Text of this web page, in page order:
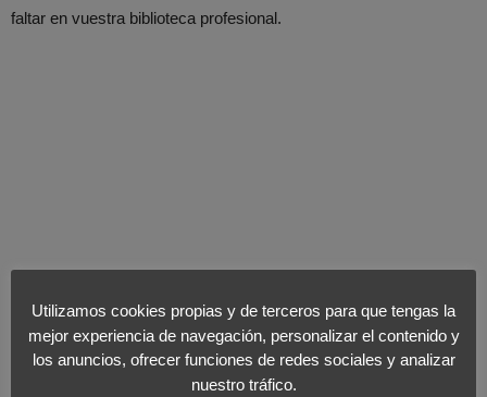
faltar en vuestra biblioteca profesional.
Utilizamos cookies propias y de terceros para que tengas la
mejor experiencia de navegación, personalizar el contenido y
los anuncios, ofrecer funciones de redes sociales y analizar
nuestro tráfico.